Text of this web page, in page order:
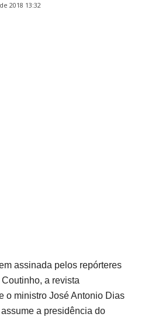
2018 13:32
assinada pelos repórteres
a revista
o ministro José Antonio Dias
a presidência do